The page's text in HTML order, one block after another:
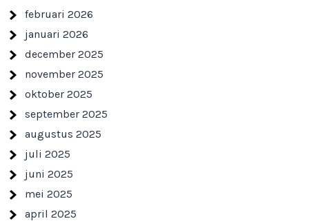
februari 2026
januari 2026
december 2025
november 2025
oktober 2025
september 2025
augustus 2025
juli 2025
juni 2025
mei 2025
april 2025